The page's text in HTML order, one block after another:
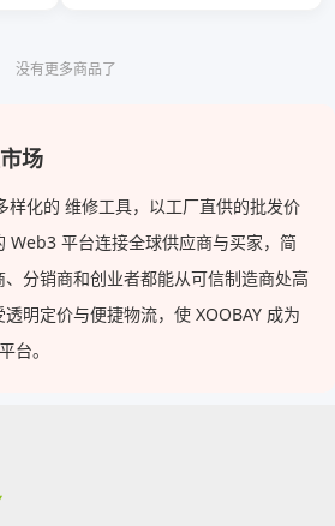
没有更多商品了
场
样化的 维修工具，以工厂直供的批发价
Web3 平台连接全球供应商与买家，简
分销商和创业者都能从可信制造商处高
明定价与便捷物流，使 XOOBAY 成为
台。